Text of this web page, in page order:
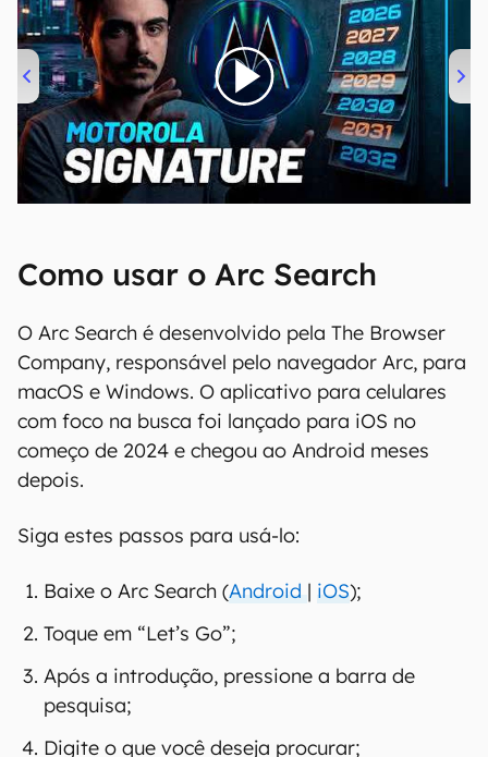
00:00/20:46
Como usar o Arc Search
O Arc Search é desenvolvido pela The Browser
Company, responsável pelo navegador Arc, para
macOS e Windows. O aplicativo para celulares
com foco na busca foi lançado para iOS no
começo de 2024 e chegou ao Android meses
depois.
Siga estes passos para usá-lo:
Baixe o Arc Search (Android | iOS);
Toque em “Let’s Go”;
Após a introdução, pressione a barra de
pesquisa;
Digite o que você deseja procurar;